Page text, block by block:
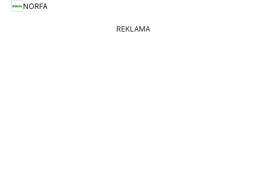
NORFA
REKLAMA